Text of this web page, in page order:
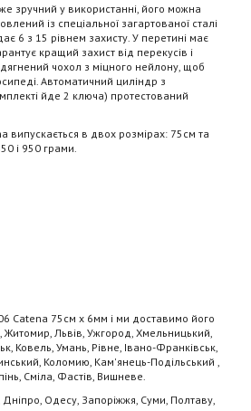
зручний у використанні, його можна
із спеціальної загартованої сталі
6 з 15 рівнем захисту. У перетині має
кращий захист від перекусів і
чохол з міцного нейлону, щоб
Автоматичний циліндр з
йде 2 ключа) протестований
випускається в двох розмірах: 75см та
і 950 грами.
Catena 75см х 6мм і ми доставимо його
Житомир, Львів, Ужгород, Хмельницький,
Ковель, Умань, Рівне, Івано-Франківськ,
Коломию, Кам'янець-Подільський ,
Сміла, Фастів, Вишневе.
Одесу, Запоріжжя, Суми, Полтаву,